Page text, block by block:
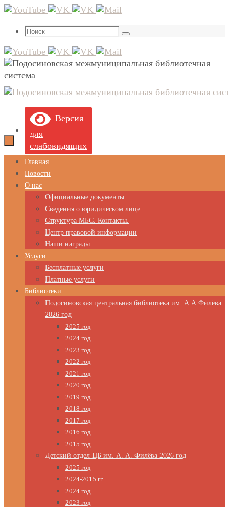
Перейти
содержимому
Что
Поиск
Версия
для
слабовидящих
Перейти
содержимому
Главная
Новости
О нас
Официальные документы
Сведения о юридическом лице
Структура МБС. Контакты.
Центр правовой информации
Наши награды
Услуги
Бесплатные услуги
Платные услуги
Библиотеки
Подосиновская центральная библиотека им. А.А.Филёва
2026 год
2025 год
2024 год
2023 год
2022 год
2021 год
2020 год
2019 год
2018 год
2017 год
2016 год
2015 год
Детский отдел ЦБ им. А. А. Филёва 2026 год
2025 год
2024-2015 гг.
2024 год
2023 год